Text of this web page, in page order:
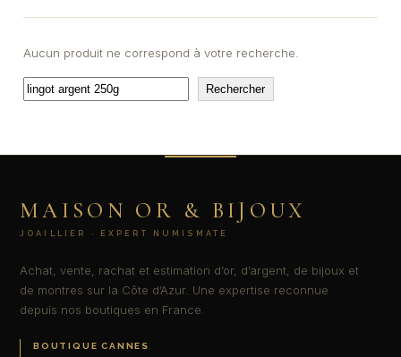
Aucun produit ne correspond à votre recherche.
Rechercher Rechercher
MAISON OR & BIJOUX
JOAILLIER · EXPERT NUMISMATE
Achat, vente, rachat et estimation d’or, d’argent, de bijoux et
de montres sur la Côte d’Azur. Une expertise reconnue
depuis nos boutiques en France.
BOUTIQUE CANNES